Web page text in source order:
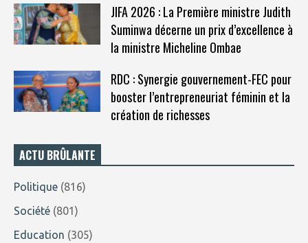
JIFA 2026 : La Première ministre Judith
Suminwa décerne un prix d’excellence à
la ministre Micheline Ombae
RDC : Synergie gouvernement-FEC pour
booster l’entrepreneuriat féminin et la
création de richesses
ACTU BRÛLANTE
Politique (816)
Société (801)
Education (305)